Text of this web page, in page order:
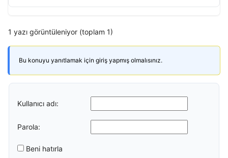
1 yazı görüntüleniyor (toplam 1)
Bu konuyu yanıtlamak için giriş yapmış olmalısınız.
Kullanıcı adı:
Parola:
Beni hatırla